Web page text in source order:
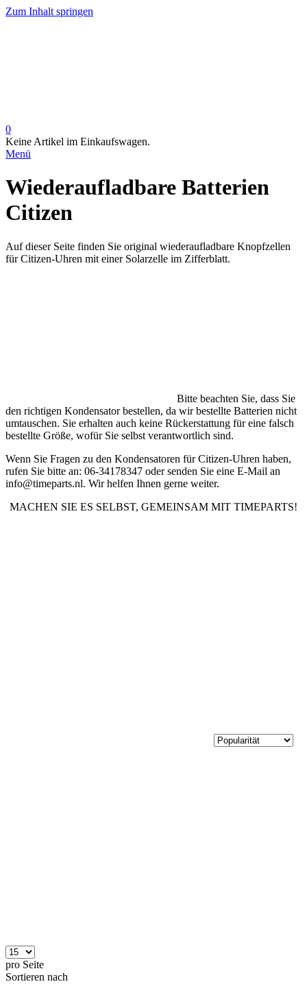
Zum Inhalt springen
0
Keine Artikel im Einkaufswagen.
Menü
Wiederaufladbare Batterien
Citizen
Auf dieser Seite finden Sie original wiederaufladbare Knopfzellen
für Citizen-Uhren mit einer Solarzelle im Zifferblatt.
Bitte beachten Sie, dass Sie
den richtigen Kondensator bestellen, da wir bestellte Batterien nicht
umtauschen. Sie erhalten auch keine Rückerstattung für eine falsch
bestellte Größe, wofür Sie selbst verantwortlich sind.
Wenn Sie Fragen zu den Kondensatoren für Citizen-Uhren haben,
rufen Sie bitte an: 06-34178347 oder senden Sie eine E-Mail an
info@timeparts.nl. Wir helfen Ihnen gerne weiter.
MACHEN SIE ES SELBST, GEMEINSAM MIT TIMEPARTS!
pro Seite
Sortieren nach